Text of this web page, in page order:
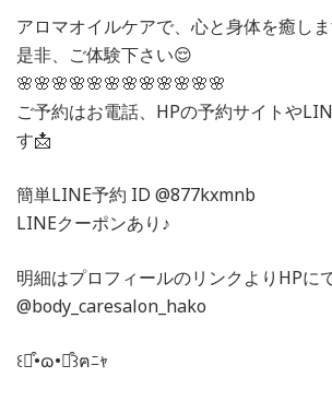
アロマオイルケアで、心と身体を癒しま
是非、ご体験下さい😌
🌸🌸🌸🌸🌸🌸🌸🌸🌸🌸🌸🌸
ご予約はお電話、HPの予約サイトや
す📩
簡単LINE予約 ID @877kxmnb
LINEクーポンあり♪
明細はプロフィールのリンクよりHPに
@body_caresalon_hako
꒰⌯͒•ɷ•⌯͒꒱ฅﾆｬ